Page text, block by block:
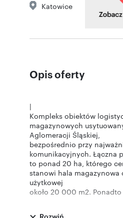
Katowice
Opis oferty
|
Kompleks obiektów
magazynowych
Aglomeracji Śląskiej,
bezpośrednio przy
komunikacyjnych. Łączna
to ponad 20 ha, którego
stanowi hala magazynowa
użytkowej
około 20 000 m2.
Rozwiń